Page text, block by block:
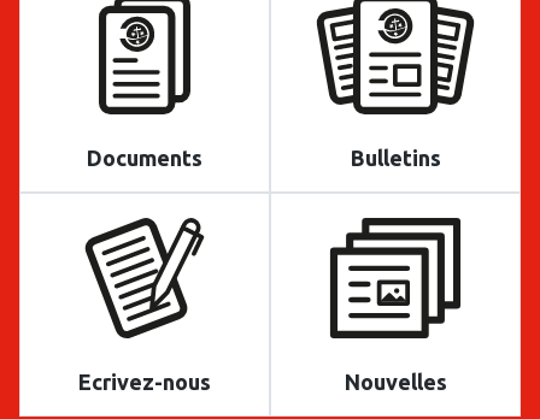
Documents Bulletins
Ecrivez-nous Nouvelles